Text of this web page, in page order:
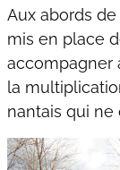
Aux abords
mis en place
accompagner
la
nantais qui ne